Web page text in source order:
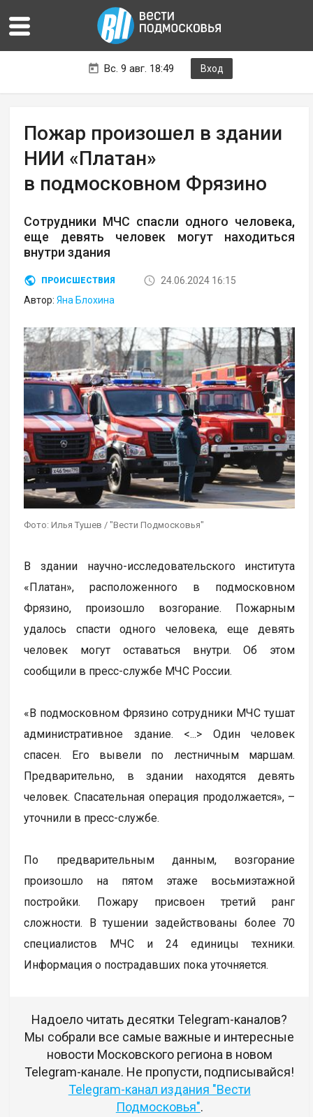
Вс. 9 авг. 18:49 Вход
Пожар произошел в здании
НИИ «Платан»
в подмосковном Фрязино
Сотрудники МЧС спасли одного человека,
еще девять человек могут находиться
внутри здания
ПРОИСШЕСТВИЯ
24.06.2024 16:15
Автор:Яна Блохина
Фото: Илья Тушев / "Вести Подмосковья"
В здании научно-исследовательского института
«Платан», расположенного в подмосковном
Фрязино, произошло возгорание. Пожарным
удалось спасти одного человека, еще девять
человек могут оставаться внутри. Об этом
сообщили в пресс-службе МЧС России.
«В подмосковном Фрязино сотрудники МЧС тушат
административное здание. <...> Один человек
спасен. Его вывели по лестничным маршам.
Предварительно, в здании находятся девять
человек. Спасательная операция продолжается», –
уточнили в пресс-службе.
По предварительным данным, возгорание
произошло на пятом этаже восьмиэтажной
постройки. Пожару присвоен третий ранг
сложности. В тушении задействованы более 70
специалистов МЧС и 24 единицы техники.
Информация о пострадавших пока уточняется.
Надоело читать десятки Telegram-каналов?
Мы собрали все самые важные и интересные
новости Московского региона в новом
Telegram-канале. Не пропусти, подписывайся!
Telegram-канал издания "Вести
Подмосковья".